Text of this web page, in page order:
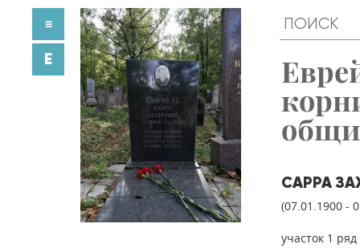
САРРА
(07.01.1900 -
участок 1
≡
E